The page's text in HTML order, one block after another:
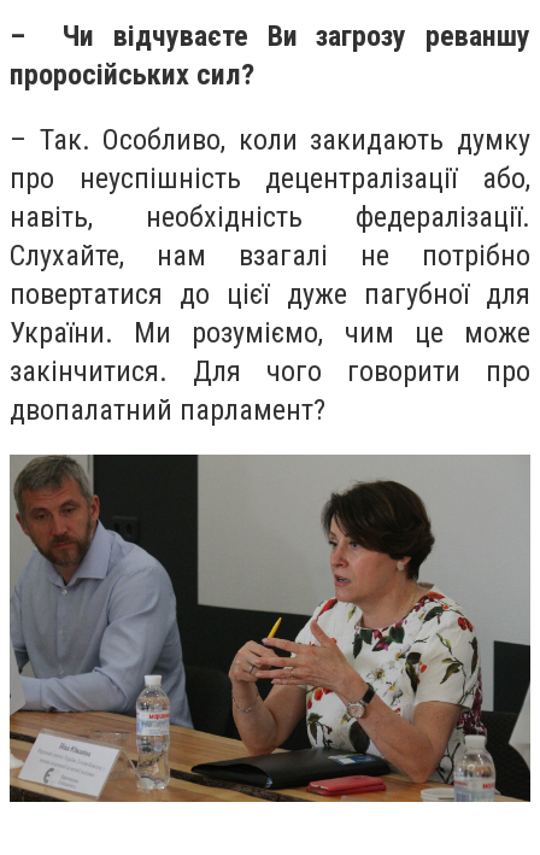
– Чи відчуваєте Ви загрозу реваншу
проросійських сил?
– Так. Особливо, коли закидають думку
про неуспішність децентралізації або,
навіть, необхідність федералізації.
Слухайте, нам взагалі не потрібно
повертатися до цієї дуже пагубної для
України. Ми розуміємо, чим це може
закінчитися. Для чого говорити про
двопалатний парламент?